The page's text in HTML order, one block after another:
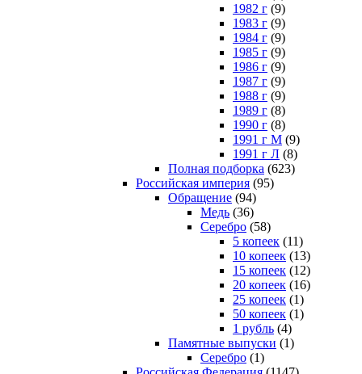
1982 г (9)
1983 г (9)
1984 г (9)
1985 г (9)
1986 г (9)
1987 г (9)
1988 г (9)
1989 г (8)
1990 г (8)
1991 г М (9)
1991 г Л (8)
Полная подборка (623)
Российская империя (95)
Обращение (94)
Медь (36)
Серебро (58)
5 копеек (11)
10 копеек (13)
15 копеек (12)
20 копеек (16)
25 копеек (1)
50 копеек (1)
1 рубль (4)
Памятные выпуски (1)
Серебро (1)